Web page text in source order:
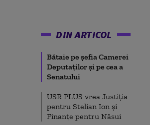
DIN ARTICOL
Bătaie pe șefia Camerei
Deputaților și pe cea a
Senatului
USR PLUS vrea Justiția
pentru Stelian Ion și
Finanțe pentru Năsui